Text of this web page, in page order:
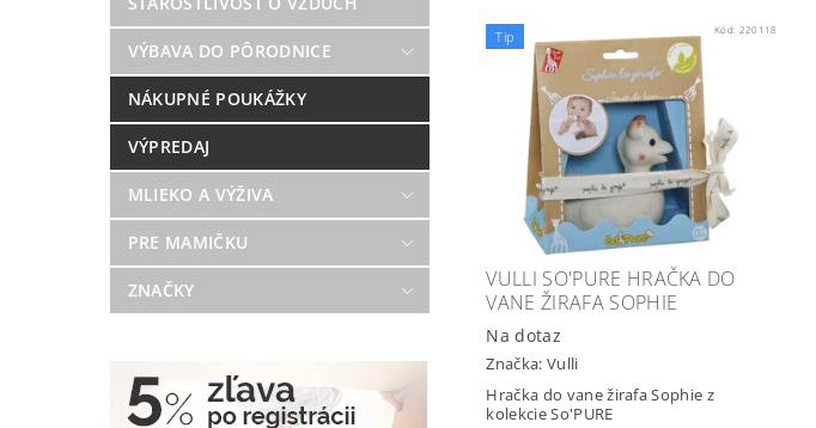
VÝBAVA DO PÔRODNICE
NÁKUPNÉ POUKÁŽKY
VÝPREDAJ
MLIEKO A VÝŽIVA
PRE MAMIČKU
ZNAČKY
Tip Kód: 220118
VULLI SO'PURE HRAČKA DO
VANE ŽIRAFA SOPHIE
Na dotaz
Značka: Vulli
Hračka do vane žirafa Sophie z
kolekcie So'PURE